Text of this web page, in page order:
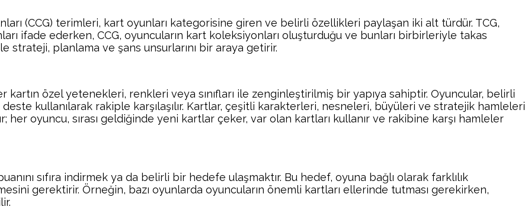
(CCG) terimleri, kart oyunları kategorisine giren ve belirli özellikleri paylaşan iki alt türdür. TCG,
ifade ederken, CCG, oyuncuların kart koleksiyonları oluşturduğu ve bunları birbirleriyle takas
planlama ve şans unsurlarını bir araya getirir.
kartın özel yetenekleri, renkleri veya sınıfları ile zenginleştirilmiş bir yapıya sahiptir. Oyuncular, belirli
kullanılarak rakiple karşılaşılır. Kartlar, çeşitli karakterleri, nesneleri, büyüleri ve stratejik hamleleri
her oyuncu, sırası geldiğinde yeni kartlar çeker, var olan kartları kullanır ve rakibine karşı hamleler
sıfıra indirmek ya da belirli bir hedefe ulaşmaktır. Bu hedef, oyuna bağlı olarak farklılık
gerektirir. Örneğin, bazı oyunlarda oyuncuların önemli kartları ellerinde tutması gerekirken,